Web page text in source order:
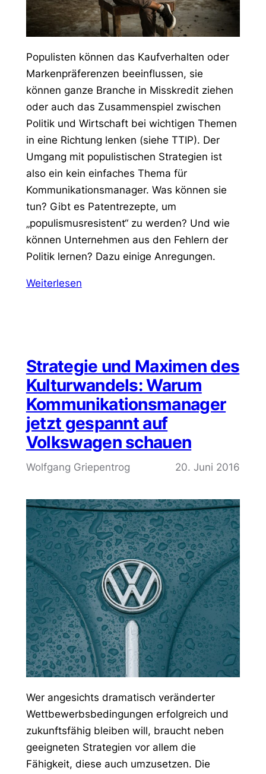
Populisten können das Kaufverhalten oder
Markenpräferenzen beeinflussen, sie
können ganze Branche in Misskredit ziehen
oder auch das Zusammenspiel zwischen
Politik und Wirtschaft bei wichtigen Themen
in eine Richtung lenken (siehe TTIP). Der
Umgang mit populistischen Strategien ist
also ein kein einfaches Thema für
Kommunikationsmanager. Was können sie
tun? Gibt es Patentrezepte, um
„populismusresistent“ zu werden? Und wie
können Unternehmen aus den Fehlern der
Politik lernen? Dazu einige Anregungen.
Weiterlesen
Strategie und Maximen des
Kulturwandels: Warum
Kommunikationsmanager
jetzt gespannt auf
Volkswagen schauen
Wolfgang Griepentrog 20. Juni 2016
Wer angesichts dramatisch veränderter
Wettbewerbsbedingungen erfolgreich und
zukunftsfähig bleiben will, braucht neben
geeigneten Strategien vor allem die
Fähigkeit, diese auch umzusetzen. Die